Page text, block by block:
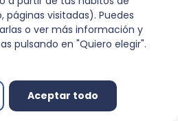
Más información
visitadas). Puedes
o ver más información y
pulsando en "Quiero elegir".
Aceptar todo